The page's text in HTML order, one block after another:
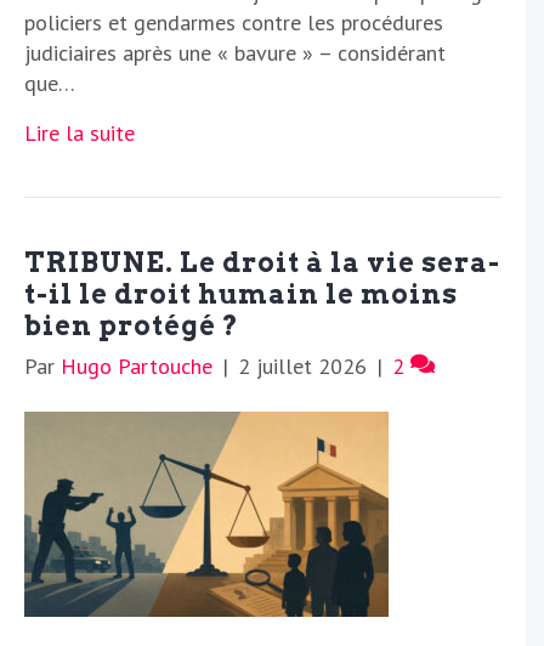
policiers et gendarmes contre les procédures
judiciaires après une « bavure » – considérant
que…
Lire la suite
TRIBUNE. Le droit à la vie sera-
t-il le droit humain le moins
bien protégé ?
Par Hugo Partouche | 2 juillet 2026 | 2